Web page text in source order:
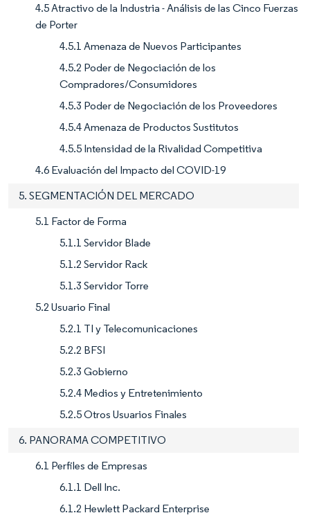
4.5 Atractivo de la Industria - Análisis de las Cinco Fuerzas
de Porter
4.5.1 Amenaza de Nuevos Participantes
4.5.2 Poder de Negociación de los
Compradores/Consumidores
4.5.3 Poder de Negociación de los Proveedores
4.5.4 Amenaza de Productos Sustitutos
4.5.5 Intensidad de la Rivalidad Competitiva
4.6 Evaluación del Impacto del COVID-19
5. SEGMENTACIÓN DEL MERCADO
5.1 Factor de Forma
5.1.1 Servidor Blade
5.1.2 Servidor Rack
5.1.3 Servidor Torre
5.2 Usuario Final
5.2.1 TI y Telecomunicaciones
5.2.2 BFSI
5.2.3 Gobierno
5.2.4 Medios y Entretenimiento
5.2.5 Otros Usuarios Finales
6. PANORAMA COMPETITIVO
6.1 Perfiles de Empresas
6.1.1 Dell Inc.
6.1.2 Hewlett Packard Enterprise